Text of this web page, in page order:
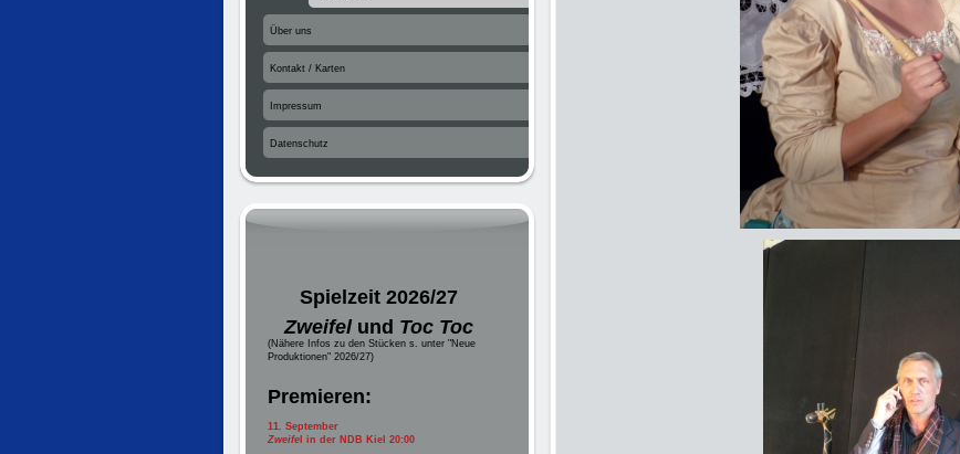
Über uns
Kontakt / Karten
Impressum
Datenschutz
Spielzeit 2026/27
Zweifelund Toc Toc
(Nähere Infos zu den Stücken s. unter "Neue
Produktionen" 2026/27)
Premieren:
11. September
Zweife l in der NDB Kiel 20:00